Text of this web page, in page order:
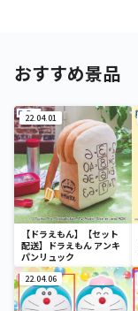
おすすめ景品
22.04.01
【ドラえもん】【セット
配送】ドラえもん アンキ
パンリュック
22.04.06